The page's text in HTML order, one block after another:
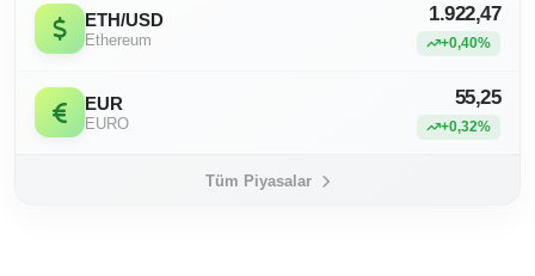
ETH/USD
Ethereum
1.922,47
+0,40%
EUR
EURO
55,25
+0,32%
Tüm Piyasalar